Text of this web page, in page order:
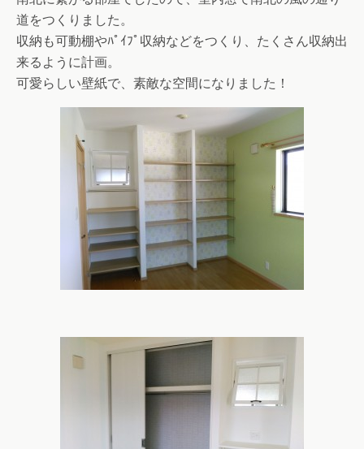
道をつくりました。
収納も可動棚やﾊﾟｲﾌﾟ収納などをつくり、たくさん収納出
来るように計画。
可愛らしい壁紙で、素敵な空間になりました！